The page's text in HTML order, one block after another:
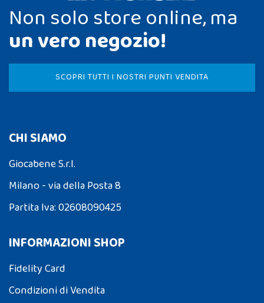
Non solo store online, ma
un vero negozio!
SCOPRI TUTTI I NOSTRI PUNTI VENDITA
CHI SIAMO
Giocabene S.r.l.
Milano - via della Posta 8
Partita Iva: 02608090425
INFORMAZIONI SHOP
Fidelity Card
Condizioni di Vendita